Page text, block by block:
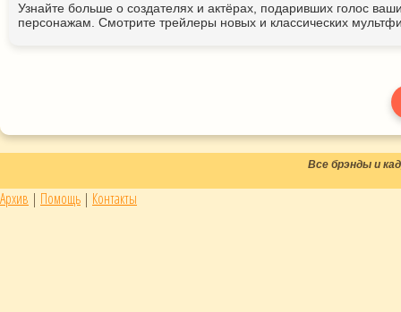
Узнайте больше о создателях и актёрах, подаривших голос
персонажам. Смотрите трейлеры новых и классических
Все брэнды и
Архив | Помощь | Контакты